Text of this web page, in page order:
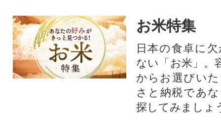
お米特集
日本の食卓に
ない「お米」。
からお選びい
さと納税であ
探してみましょ